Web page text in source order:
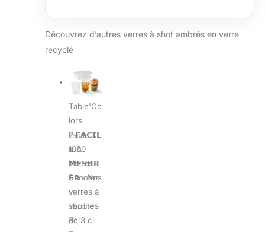
Découvrez d’autres verres à shot ambrés en verre
recyclé
Table'Co
lors
Pack
1000
Verres
Shooter
-
verrines
3cl
✨𝗙𝗔𝗖𝗜𝗟
𝗘 À
𝗠𝗘𝗦𝗨𝗥
𝗘𝗥 : Nos
verres à
shooter
de 3 cl